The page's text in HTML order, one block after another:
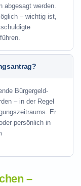
abgesagt werden.
– wichtig ist,
Bürgergeld-
– in der Regel
Er
persönlich in
–